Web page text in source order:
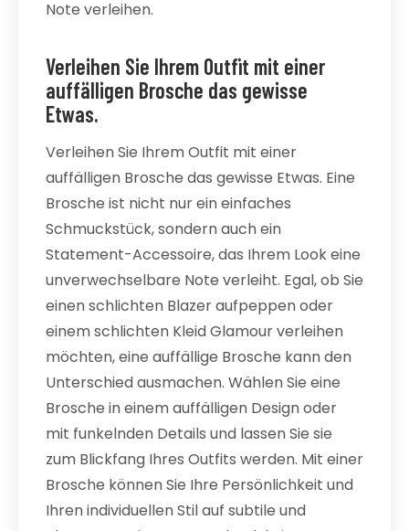
Note verleihen.
Verleihen Sie Ihrem Outfit mit einer
auffälligen Brosche das gewisse
Etwas.
Verleihen Sie Ihrem Outfit mit einer
auffälligen Brosche das gewisse Etwas. Eine
Brosche ist nicht nur ein einfaches
Schmuckstück, sondern auch ein
Statement-Accessoire, das Ihrem Look eine
unverwechselbare Note verleiht. Egal, ob Sie
einen schlichten Blazer aufpeppen oder
einem schlichten Kleid Glamour verleihen
möchten, eine auffällige Brosche kann den
Unterschied ausmachen. Wählen Sie eine
Brosche in einem auffälligen Design oder
mit funkelnden Details und lassen Sie sie
zum Blickfang Ihres Outfits werden. Mit einer
Brosche können Sie Ihre Persönlichkeit und
Ihren individuellen Stil auf subtile und